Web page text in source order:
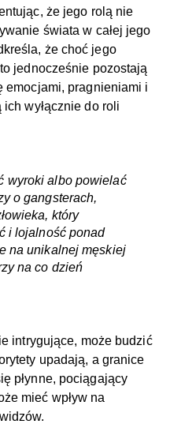
że jego rolą nie
świata w całej jego
że choć jego
jednocześnie pozostają
emocjami, pragnieniami i
wyłącznie do roli
wyroki albo powielać
o gangsterach,
który
i lojalność ponad
na unikalnej męskiej
na co dzień
intrygujące, może budzić
upadają, a granice
płynne, pociągający
mieć wpływ na